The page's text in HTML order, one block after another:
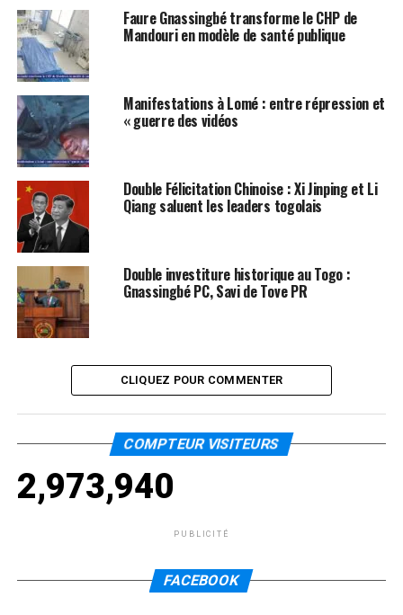
Faure Gnassingbé transforme le CHP de
Mandouri en modèle de santé publique
Manifestations à Lomé : entre répression et
« guerre des vidéos
Double Félicitation Chinoise : Xi Jinping et Li
Qiang saluent les leaders togolais
Double investiture historique au Togo :
Gnassingbé PC, Savi de Tove PR
CLIQUEZ POUR COMMENTER
COMPTEUR VISITEURS
2,973,940
PUBLICITÉ
FACEBOOK